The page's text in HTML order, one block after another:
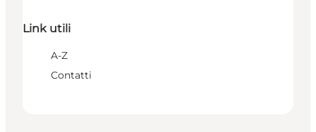
Link utili
A-Z
Contatti